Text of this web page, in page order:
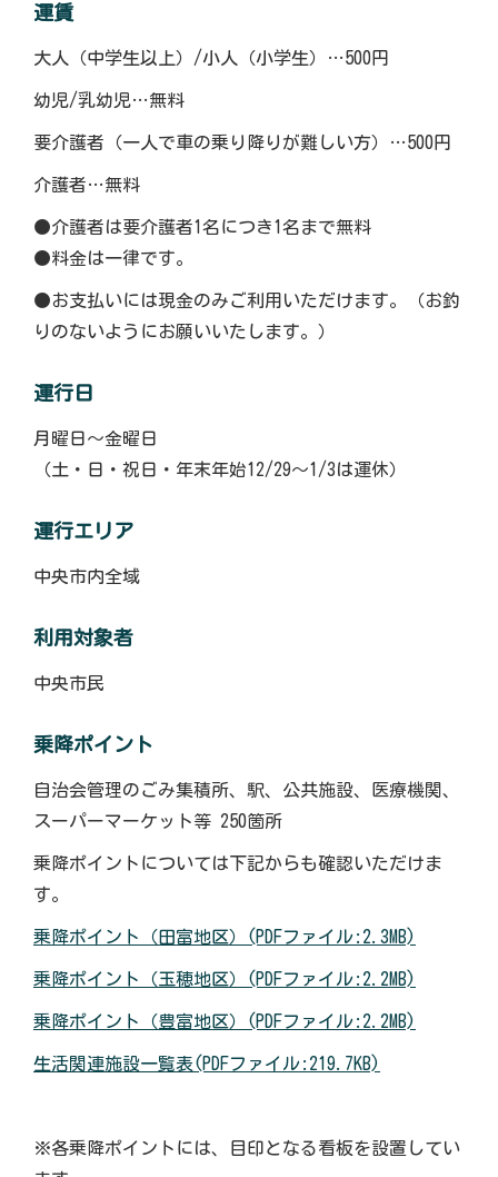
運賃
大人（中学生以上）/小人（小学生）…500円
幼児/乳幼児…無料
要介護者（一人で車の乗り降りが難しい方）…500円
介護者…無料
●介護者は要介護者1名につき1名まで無料
●料金は一律です。
●お支払いには現金のみご利用いただけます。（お釣
りのないようにお願いいたします。）
運行日
月曜日〜金曜日
（土・日・祝日・年末年始12/29〜1/3は運休）
運行エリア
中央市内全域
利用対象者
中央市民
乗降ポイント
自治会管理のごみ集積所、駅、公共施設、医療機関、
スーパーマーケット等 250箇所
乗降ポイントについては下記からも確認いただけま
す。
乗降ポイント（田富地区）(PDFファイル:2.3MB)
乗降ポイント（玉穂地区）(PDFファイル:2.2MB)
乗降ポイント（豊富地区）(PDFファイル:2.2MB)
生活関連施設一覧表(PDFファイル:219.7KB)
※各乗降ポイントには、目印となる看板を設置してい